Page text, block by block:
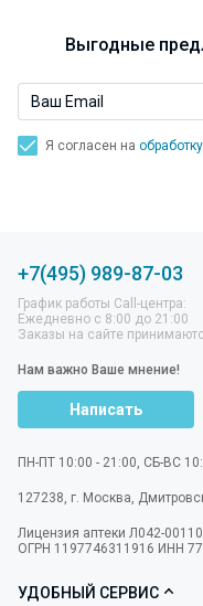
Выгодные
Я согласен на
+7(495) 989-87-03
График работы Call-центра:
Ежедневно с 8:00 до 21:00
Заказы на сайте
Нам важно Ваше мнение!
Написать
ПН-ПТ 10:00 - 21:00, СБ-ВС
127238, г. Москва,
Лицензия аптеки Л042-
ОГРН 1197746311916 ИНН
УДОБНЫЙ СЕРВИС